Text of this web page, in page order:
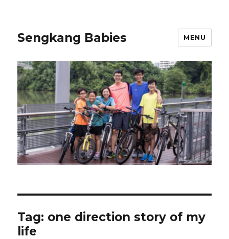
Sengkang Babies MENU
Tag: one direction story of my
life